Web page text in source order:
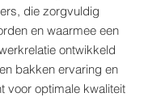
die zorgvuldig
en waarmee een
ontwikkeld
bakken ervaring en
voor optimale kwaliteit